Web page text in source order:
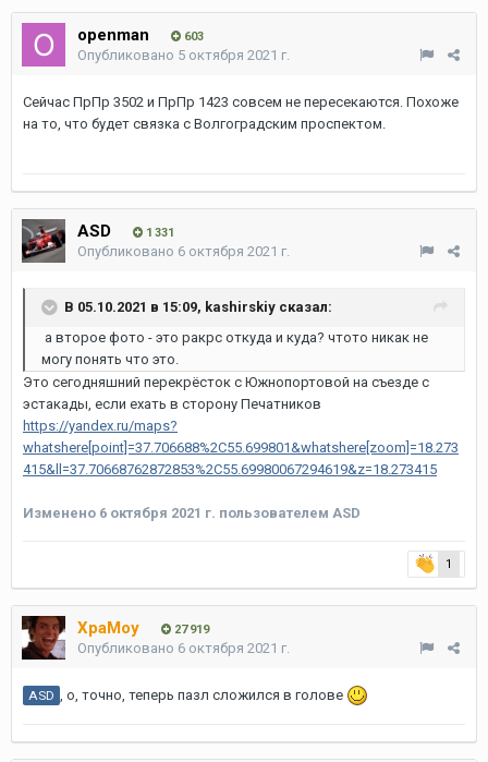
openman 603
Опубликовано 5 октября 2021 г.
Сейчас ПрПр 3502 и ПрПр 1423 совсем не пересекаются. Похоже
на то, что будет связка с Волгоградским проспектом.
ASD 1 331
Опубликовано 6 октября 2021 г.
В 05.10.2021 в 15:09, kashirskiy сказал:
а второе фото - это ракрс откуда и куда? чтото никак не
могу понять что это.
Это сегодняшний перекрёсток с Южнопортовой на съезде с
эстакады, если ехать в сторону Печатников
https://yandex.ru/maps?
whatshere[point]=37.706688%2C55.699801&whatshere[zoom]=18.273
415&ll=37.70668762872853%2C55.69980067294619&z=18.273415
Изменено 6 октября 2021 г. пользователем ASD
1
XpaMoy 27 919
Опубликовано 6 октября 2021 г.
ASD , о, точно, теперь пазл сложился в голове